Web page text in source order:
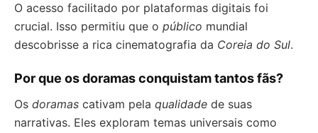
O acesso facilitado por plataformas digitais foi
crucial. Isso permitiu que o público mundial
descobrisse a rica cinematografia da Coreia do Sul.
Por que os doramas conquistam tantos fãs?
Os doramas cativam pela qualidade de suas
narrativas. Eles exploram temas universais como